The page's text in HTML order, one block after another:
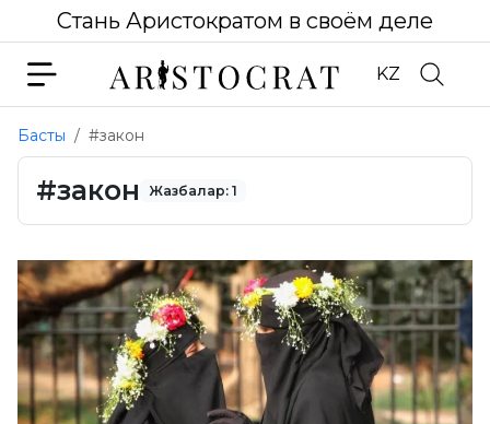
Стань Аристократом в своём деле
KZ
Басты #закон
#закон Жазбалар: 1